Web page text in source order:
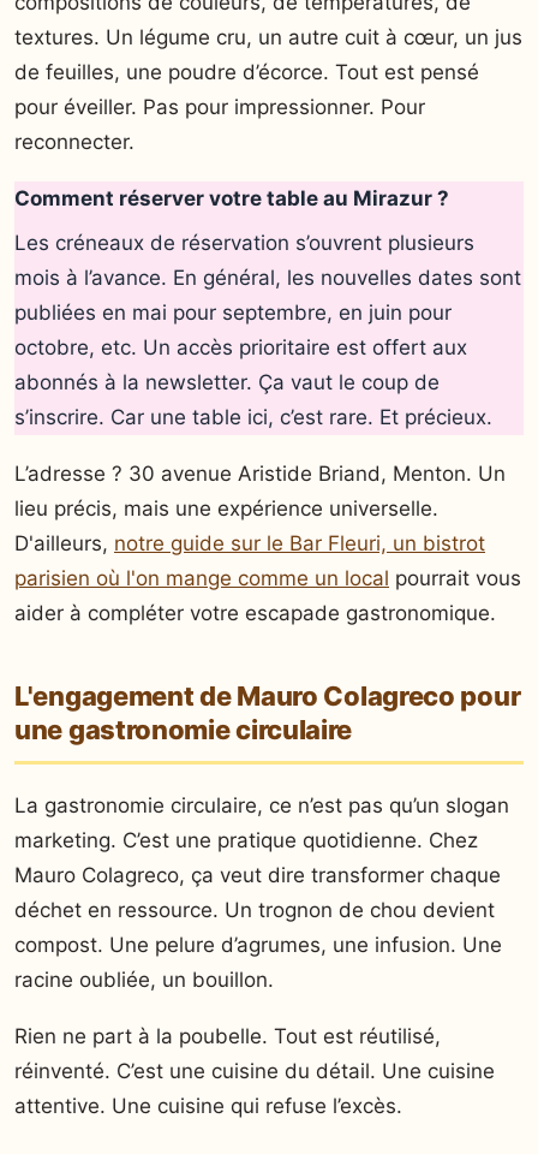
textures. Un légume cru, un autre cuit à cœur, un jus
de feuilles, une poudre d’écorce. Tout est pensé
pour éveiller. Pas pour impressionner. Pour
reconnecter.
Comment réserver votre table au Mirazur ?
Les créneaux de réservation s’ouvrent plusieurs
mois à l’avance. En général, les nouvelles dates sont
publiées en mai pour septembre, en juin pour
octobre, etc. Un accès prioritaire est offert aux
abonnés à la newsletter. Ça vaut le coup de
s’inscrire. Car une table ici, c’est rare. Et précieux.
L’adresse ? 30 avenue Aristide Briand, Menton. Un
lieu précis, mais une expérience universelle.
D'ailleurs, notre guide sur le Bar Fleuri, un bistrot
parisien où l'on mange comme un local pourrait vous
aider à compléter votre escapade gastronomique.
L'engagement de Mauro Colagreco pour
une gastronomie circulaire
La gastronomie circulaire, ce n’est pas qu’un slogan
marketing. C’est une pratique quotidienne. Chez
Mauro Colagreco, ça veut dire transformer chaque
déchet en ressource. Un trognon de chou devient
compost. Une pelure d’agrumes, une infusion. Une
racine oubliée, un bouillon.
Rien ne part à la poubelle. Tout est réutilisé,
réinventé. C’est une cuisine du détail. Une cuisine
attentive. Une cuisine qui refuse l’excès.